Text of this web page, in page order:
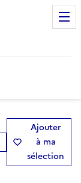
Ajouter
à ma
sélection